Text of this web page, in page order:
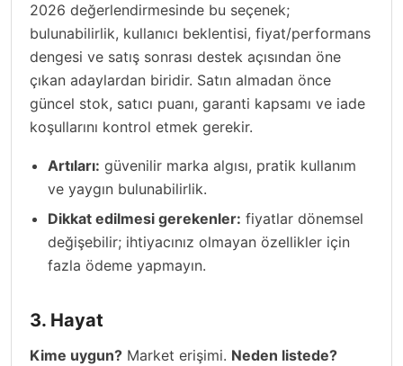
2026 değerlendirmesinde bu seçenek;
bulunabilirlik, kullanıcı beklentisi, fiyat/performans
dengesi ve satış sonrası destek açısından öne
çıkan adaylardan biridir. Satın almadan önce
güncel stok, satıcı puanı, garanti kapsamı ve iade
koşullarını kontrol etmek gerekir.
Artıları: güvenilir marka algısı, pratik kullanım
ve yaygın bulunabilirlik.
Dikkat edilmesi gerekenler: fiyatlar dönemsel
değişebilir; ihtiyacınız olmayan özellikler için
fazla ödeme yapmayın.
3. Hayat
Kime uygun? Market erişimi. Neden listede?